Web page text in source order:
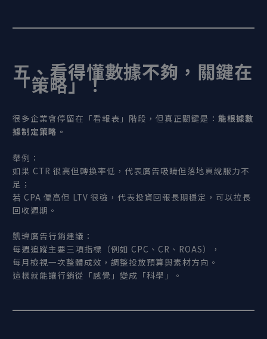
五、看得懂數據不夠，關鍵在
「策略」！
很多企業會停留在「看報表」階段，但真正關鍵是：能根據數
據制定策略。
舉例：
如果 CTR 很高但轉換率低，代表廣告吸睛但落地頁說服力不
足；
若 CPA 偏高但 LTV 很強，代表投資回報長期穩定，可以拉長
回收週期。
凱瑋廣告行銷建議：
每週追蹤主要三項指標（例如 CPC、CR、ROAS），
每月檢視一次整體成效，調整投放預算與素材方向。
這樣就能讓行銷從「感覺」變成「科學」。